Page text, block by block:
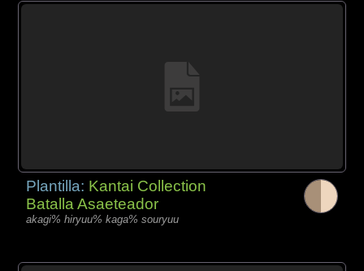
Plantilla: Kantai Collection
Batalla Asaeteador
akagi% hiryuu% kaga% souryuu